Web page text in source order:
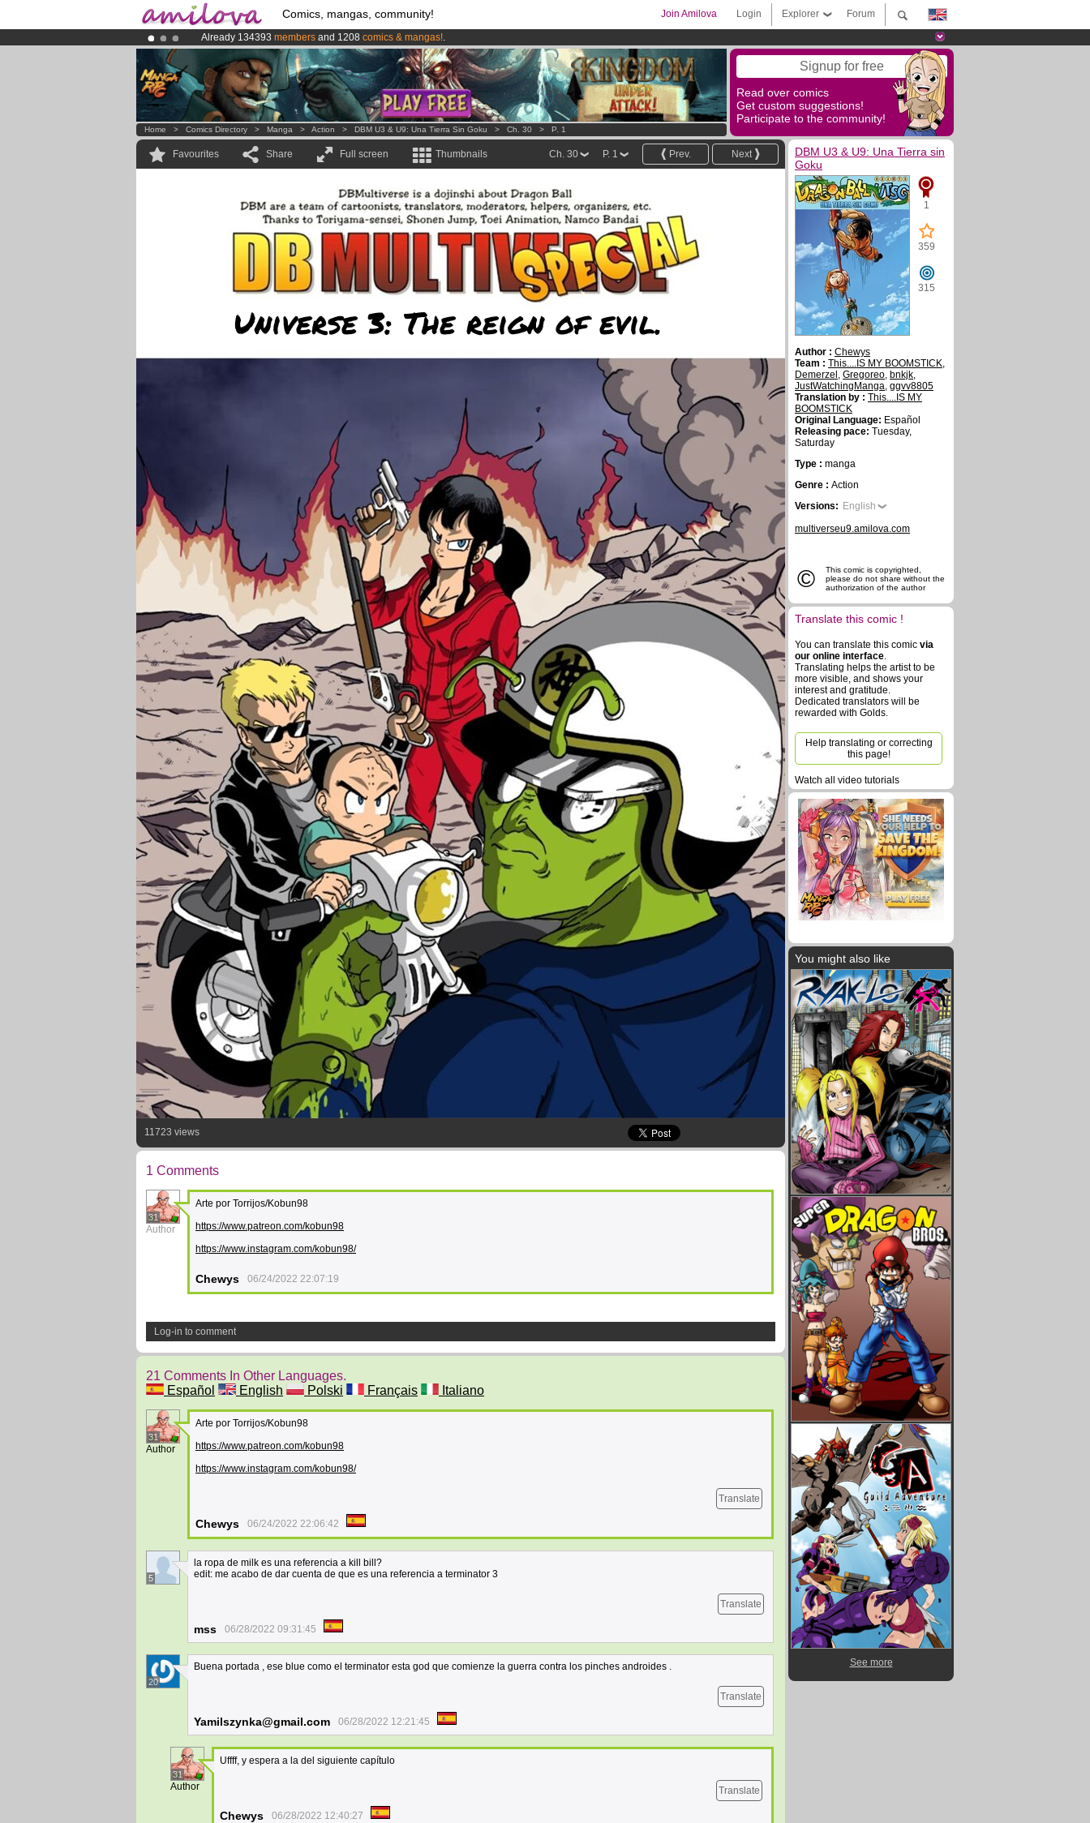
Comics, mangas, community! Forum
Explorer
Login
Join Amilova
Already 134393 members and 1208 comics & mangas!.
Premium membership from3.95 eurosper month !Get membership now
AmilovaKickstarter is now LIVE!. Signup for free
Read over comics
Get custom suggestions!
Participate to the community!
Home > Comics Directory > Manga > Action > DBM U3 & U9: Una Tierra Sin Goku > Ch. 30 > P. 1
Favourites Share Full screen Thumbnails Next
Prev.
P. 1
Ch. 30
Universe 3: The reign of evil.
11723 views
1 Comments
31
Author
Arte por Torrijos/Kobun98
https://www.patreon.com/kobun98
https://www.instagram.com/kobun98/
Chewys 06/24/2022 22:07:19
Log-in to comment
21 Comments In Other Languages.
Español
English Polski Français Italiano
31
Author
Arte por Torrijos/Kobun98
https://www.patreon.com/kobun98
https://www.instagram.com/kobun98/
Translate
Chewys 06/24/2022 22:06:42
5
la ropa de milk es una referencia a kill bill?
edit: me acabo de dar cuenta de que es una referencia a terminator 3
Translate
mss 06/28/2022 09:31:45
20
Buena portada , ese blue como el terminator esta god que comienze la guerra contra los pinches androides .
Translate
Yamilszynka@gmail.com 06/28/2022 12:21:45
31
Author
Uffff, y espera a la del siguiente capítulo
Translate
Chewys 06/28/2022 12:40:27
DBM U3 & U9: Una Tierra sin
Goku
1
359
315
Author : Chewys
Team : This....IS MY BOOMSTICK,
Demerzel , Gregoreo, bnkjk,
JustWatchingManga, ggvv8805
Translation by : This....IS MY
BOOMSTICK
Original Language: Español
Releasing pace: Tuesday,
Saturday
Type : manga
Genre : Action
Versions: English
multiverseu9.amilova.com
©
This comic is copyrighted,
please do not share without the
authorization of the author
Translate this comic !
You can translate this comic via
our online interface.
Translating helps the artist to be
more visible, and shows your
interest and gratitude.
Dedicated translators will be
rewarded with Golds.
Help translating or correcting
this page!
Watch all video tutorials
You might also like
See more